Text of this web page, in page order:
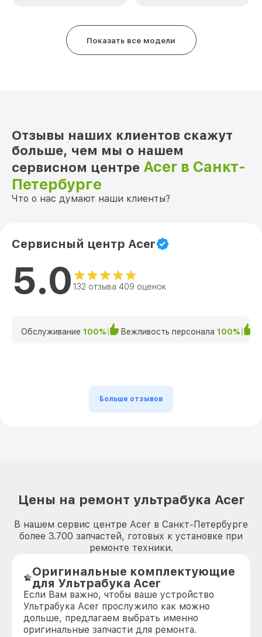
Показать все модели
Отзывы наших клиентов скажут
больше, чем мы о нашем
сервисном центре Acer в Санкт-
Петербурге
Что о нас думают наши клиенты?
Сервисный центр Acer
5.0 132 отзыва 409 оценок
Обслуживание 100% Вежливость персонала 100%
Больше отзывов
Цены на ремонт ультрабука Acer
В нашем сервис центре Acer в Санкт-Петербурге
более 3.700 запчастей, готовых к установке при
ремонте техники.
Оригинальные комплектующие
для Ультрабука Acer
Если Вам важно, чтобы ваше устройство
Ультрабука Acer прослужило как можно
дольше, предлагаем выбрать именно
оригинальные запчасти для ремонта.